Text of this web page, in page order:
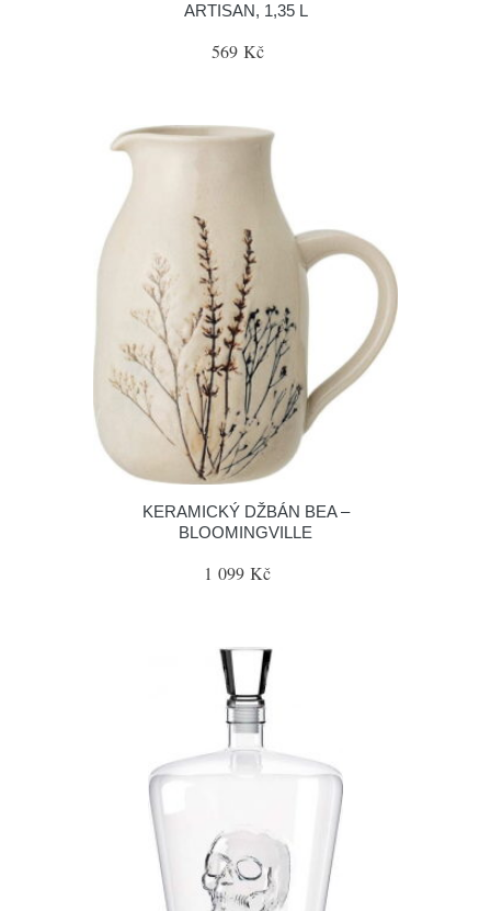
ARTISAN, 1,35 L
569 Kč
KERAMICKÝ DŽBÁN BEA –
BLOOMINGVILLE
1 099 Kč